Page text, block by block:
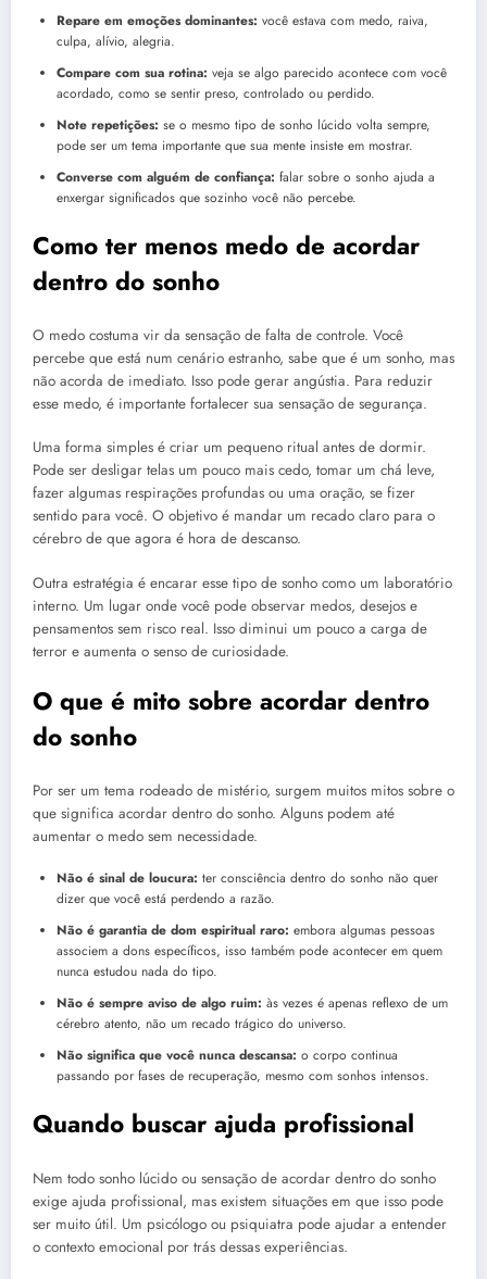
Repare em emoções dominantes: você estava com medo, raiva,
culpa, alívio, alegria.
Compare com sua rotina: veja se algo parecido acontece com você
acordado, como se sentir preso, controlado ou perdido.
Note repetições: se o mesmo tipo de sonho lúcido volta sempre,
pode ser um tema importante que sua mente insiste em mostrar.
Converse com alguém de confiança: falar sobre o sonho ajuda a
enxergar significados que sozinho você não percebe.
Como ter menos medo de acordar
dentro do sonho
O medo costuma vir da sensação de falta de controle. Você
percebe que está num cenário estranho, sabe que é um sonho, mas
não acorda de imediato. Isso pode gerar angústia. Para reduzir
esse medo, é importante fortalecer sua sensação de segurança.
Uma forma simples é criar um pequeno ritual antes de dormir.
Pode ser desligar telas um pouco mais cedo, tomar um chá leve,
fazer algumas respirações profundas ou uma oração, se fizer
sentido para você. O objetivo é mandar um recado claro para o
cérebro de que agora é hora de descanso.
Outra estratégia é encarar esse tipo de sonho como um laboratório
interno. Um lugar onde você pode observar medos, desejos e
pensamentos sem risco real. Isso diminui um pouco a carga de
terror e aumenta o senso de curiosidade.
O que é mito sobre acordar dentro
do sonho
Por ser um tema rodeado de mistério, surgem muitos mitos sobre o
que significa acordar dentro do sonho. Alguns podem até
aumentar o medo sem necessidade.
Não é sinal de loucura: ter consciência dentro do sonho não quer
dizer que você está perdendo a razão.
Não é garantia de dom espiritual raro: embora algumas pessoas
associem a dons específicos, isso também pode acontecer em quem
nunca estudou nada do tipo.
Não é sempre aviso de algo ruim: às vezes é apenas reflexo de um
cérebro atento, não um recado trágico do universo.
Não significa que você nunca descansa: o corpo continua
passando por fases de recuperação, mesmo com sonhos intensos.
Quando buscar ajuda profissional
Nem todo sonho lúcido ou sensação de acordar dentro do sonho
exige ajuda profissional, mas existem situações em que isso pode
ser muito útil. Um psicólogo ou psiquiatra pode ajudar a entender
o contexto emocional por trás dessas experiências.